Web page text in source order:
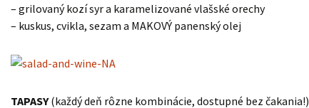
– grilovaný kozí syr a karamelizované vlašské orechy
– kuskus, cvikla, sezam a MAKOVÝ panenský olej
TAPASY(každý deň rôzne kombinácie, dostupné bez čakania!)